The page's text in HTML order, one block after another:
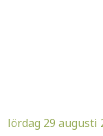
lördag 29 augusti